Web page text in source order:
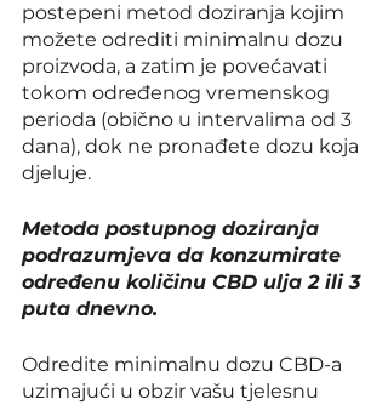
postepeni metod doziranja kojim
možete odrediti minimalnu dozu
proizvoda, a zatim je povećavati
tokom određenog vremenskog
perioda (obično u intervalima od 3
dana), dok ne pronađete dozu koja
djeluje.
Metoda postupnog doziranja
podrazumjeva da konzumirate
određenu količinu CBD ulja 2 ili 3
puta dnevno.
Odredite minimalnu dozu CBD-a
uzimajući u obzir vašu tjelesnu